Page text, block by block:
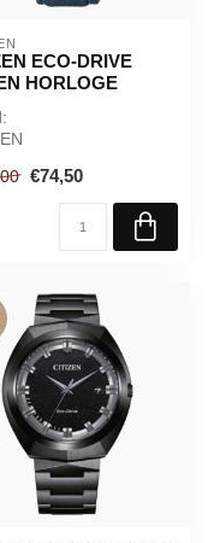
ECO-DRIVE
HORLOGE
€74,50